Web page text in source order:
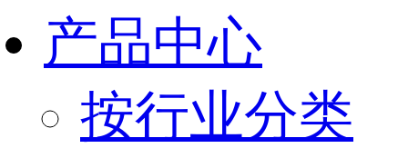
产品中心
按行业分类